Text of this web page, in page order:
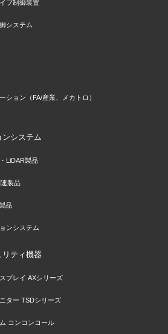
ブ制御装置
システム
ョン（FA/産業、メカトロ）
システム
LiDAR製品
製品
品
ンシステム
ティ機器
プレイ AXシリーズ
ター TSDシリーズ
コンコンコール